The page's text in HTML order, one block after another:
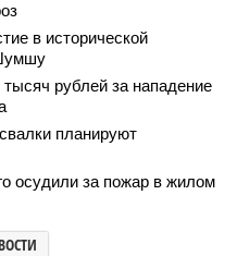
в исторической
тысяч рублей за нападение
планируют
осудили за пожар в жилом